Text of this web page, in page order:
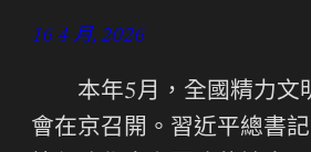
16 4 月, 2026
本年5月，全國精力文
會在京召開。習近平總書